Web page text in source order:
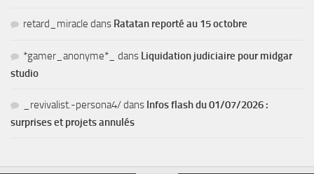
retard_miracle dans Ratatan reporté au 15 octobre
*gamer_anonyme*_ dans Liquidation judiciaire pour midgar
studio
_revivalist.-persona4/dans Infos flash du 01/07/2026 :
surprises et projets annulés